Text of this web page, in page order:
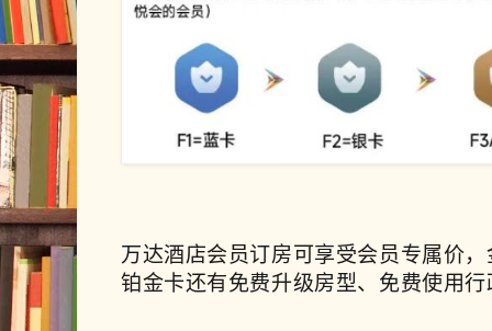
万达酒店会员订房可享受会员专属价
铂金卡还有免费升级房型、免费使用